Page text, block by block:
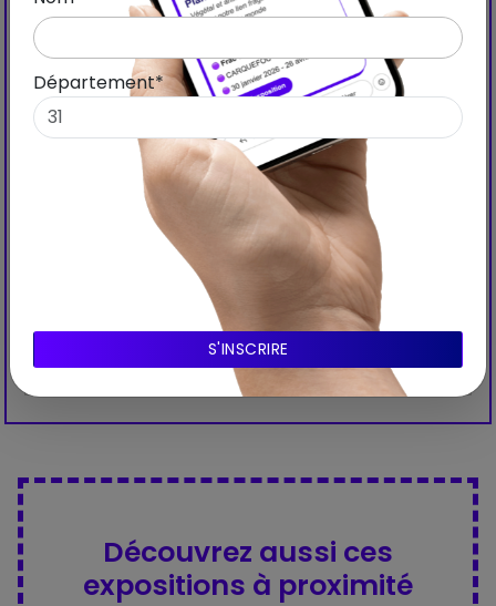
Découvrez aussi ces
expositions à proximité
Département*